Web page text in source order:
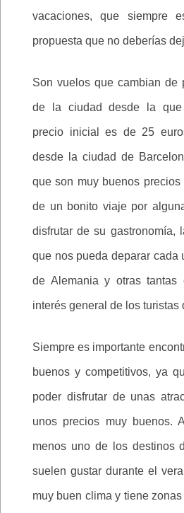
vacaciones, que siempre
propuesta que no deberías
Son vuelos que cambian de
de la ciudad desde la que
precio inicial es de 25
desde la ciudad de
que son muy buenos precios
de un bonito viaje por
disfrutar de su gastronomía,
que nos pueda deparar cada
de Alemania y otras tantas
interés general de los turistas
Siempre es importante
buenos y competitivos, ya
poder disfrutar de unas
unos precios muy buenos.
menos uno de los destinos
suelen gustar durante el
muy buen clima y tiene